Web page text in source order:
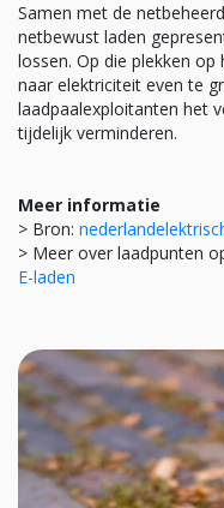
Samen met de
netbewust laden
lossen. Op die plekken
naar elektriciteit even te
laadpaalexploitanten het
tijdelijk verminderen.
Meer informatie
> Bron:
> Meer over laadpunten
E-laden